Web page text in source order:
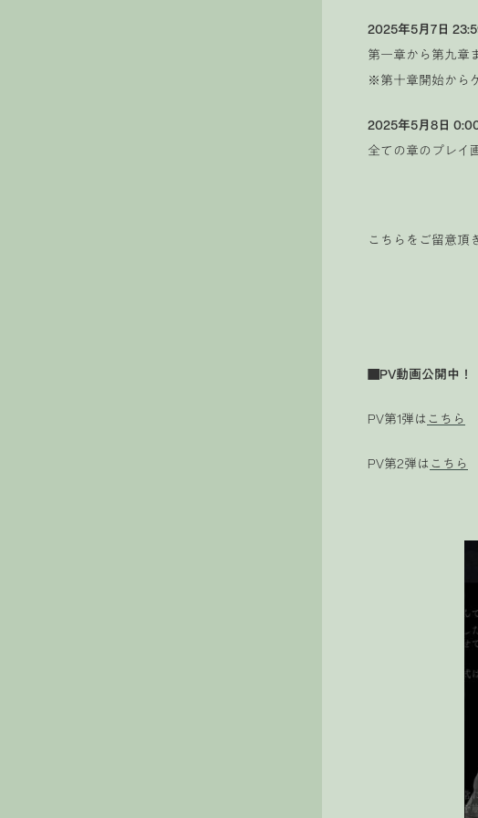
2025年5月7日
第一章から第九章
※第十章開始から
2025年5月8日
全ての章のプレイ
こちらをご留意頂
■PV動画公開中！
PV第1弾はこちら
PV第2弾はこちら